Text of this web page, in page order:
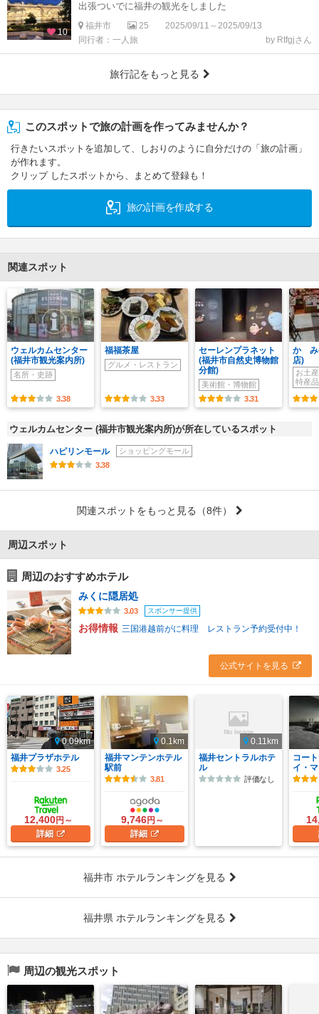
10
出張ついでに福井の観光をしました
福井市 25
2025/09/11～2025/09/13
同行者：一人旅
by Rtfgjさん
旅行記をもっと見る
このスポットで旅の計画を作ってみませんか？
行きたいスポットを追加して、しおりのように自分だけの「旅の計画」
が作れます。
クリップ したスポットから、まとめて登録も！
旅の計画を作成する
関連スポット
ウェルカムセンター
(福井市観光案内所)
名所・史跡
3.38
福福茶屋
グルメ・レストラン
3.33
セーレンプラネット
(福井市自然史博物館
分館)
美術館・博物館
3.31
かゞ
店)
お土
特産品
ウェルカムセンター (福井市観光案内所)が所在しているスポット
ハピリンモール
ショッピングモール
3.38
関連スポットをもっと見る （8件）
周辺スポット
周辺のおすすめホテル
みくに隠居処
3.03 スポンサー提供
お得情報 三国港越前がに料理 レストラン予約受付中！
公式サイトを見る
0.09km
福井プラザホテル
3.25
12,400円～
詳細
0.1km
福井マンテンホテル
駅前
3.81
9,746円～
詳細
0.11km
福井セントラルホテ
ル
評価なし
コー
イ・
福井市 ホテルランキングを見る
福井県 ホテルランキングを見る
周辺の観光スポット